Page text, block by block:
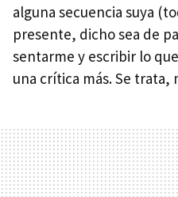
alguna secuencia suya
presente, dicho sea de
sentarme y escribir lo
una crítica más. Se trata,